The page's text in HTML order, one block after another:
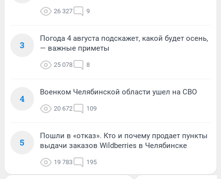
26 327 9
3
Погода 4 августа подскажет, какой будет осень,
— важные приметы
25 078 8
4
Военком Челябинской области ушел на СВО
20 672 109
5
Пошли в «отказ». Кто и почему продает пункты
выдачи заказов Wildberries в Челябинске
19 783 195